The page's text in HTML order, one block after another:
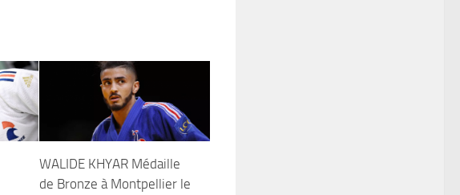
WALIDE KHYAR Médaille
de Bronze à Montpellier le